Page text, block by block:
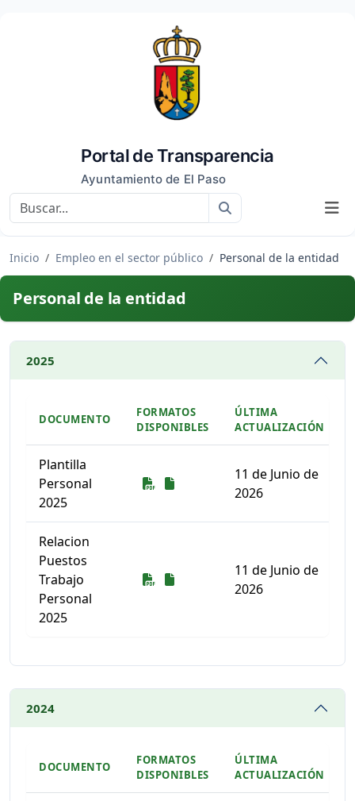
Portal de Transparencia
Ayuntamiento de El Paso
Inicio Empleo en el sector público Personal de la entidad
Personal de la entidad
2025
DOCUMENTO
FORMATOS
DISPONIBLES
ÚLTIMA
ACTUALIZACIÓN
Plantilla
Personal
2025
Descarga
Descarga
11 de Junio de
2026
Relacion
Puestos
Trabajo
Personal
2025
Descarga
Descarga
11 de Junio de
2026
2024
DOCUMENTO
FORMATOS
DISPONIBLES
ÚLTIMA
ACTUALIZACIÓN